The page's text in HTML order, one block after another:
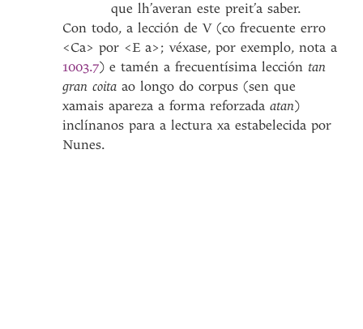
que lh’averan este preit’a saber.
Con todo, a lección de V (co frecuente erro
<Ca> por <E a>; véxase, por exemplo, nota a
1003.7) e tamén a frecuentísima leccióntan
gran coita ao longo do corpus (sen que
xamais apareza a forma reforzadaatan)
inclínanos para a lectura xa estabelecida por
Nunes.